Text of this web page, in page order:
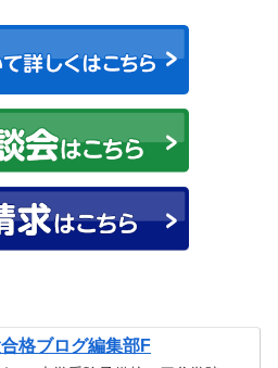
格ブログ編集部F